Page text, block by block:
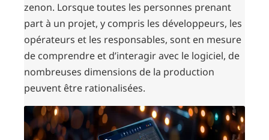
zenon. Lorsque toutes les personnes prenant
part à un projet, y compris les développeurs, les
opérateurs et les responsables, sont en mesure
de comprendre et d’interagir avec le logiciel, de
nombreuses dimensions de la production
peuvent être rationalisées.